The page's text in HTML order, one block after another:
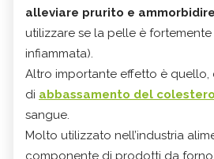
alleviare prurito e
utilizzare se la pelle è
infiammata).
Altro importante effetto è quello,
di abbassamento del
sangue.
Molto utilizzato nell’industria
componente di prodotti da